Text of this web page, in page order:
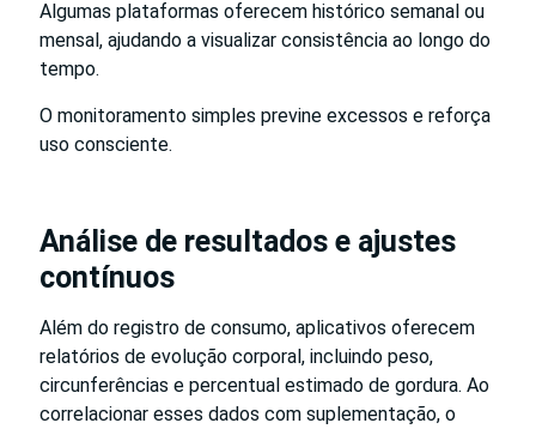
Algumas plataformas oferecem histórico semanal ou
mensal, ajudando a visualizar consistência ao longo do
tempo.
O monitoramento simples previne excessos e reforça
uso consciente.
Análise de resultados e ajustes
contínuos
Além do registro de consumo, aplicativos oferecem
relatórios de evolução corporal, incluindo peso,
circunferências e percentual estimado de gordura. Ao
correlacionar esses dados com suplementação, o